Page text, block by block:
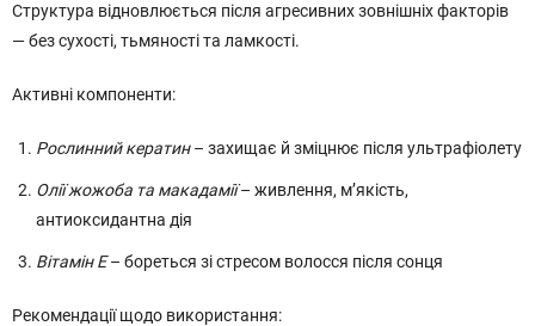
Структура відновлюється після агресивних зовнішніх факторів
— без сухості, тьмяності та ламкості.
Активні компоненти:
Рослинний кератин– захищає й зміцнює після ультрафіолету
Олії жожоба та макадамії– живлення, м’якість,
антиоксидантна дія
Вітамін Е– бореться зі стресом волосся після сонця
Рекомендації щодо використання: